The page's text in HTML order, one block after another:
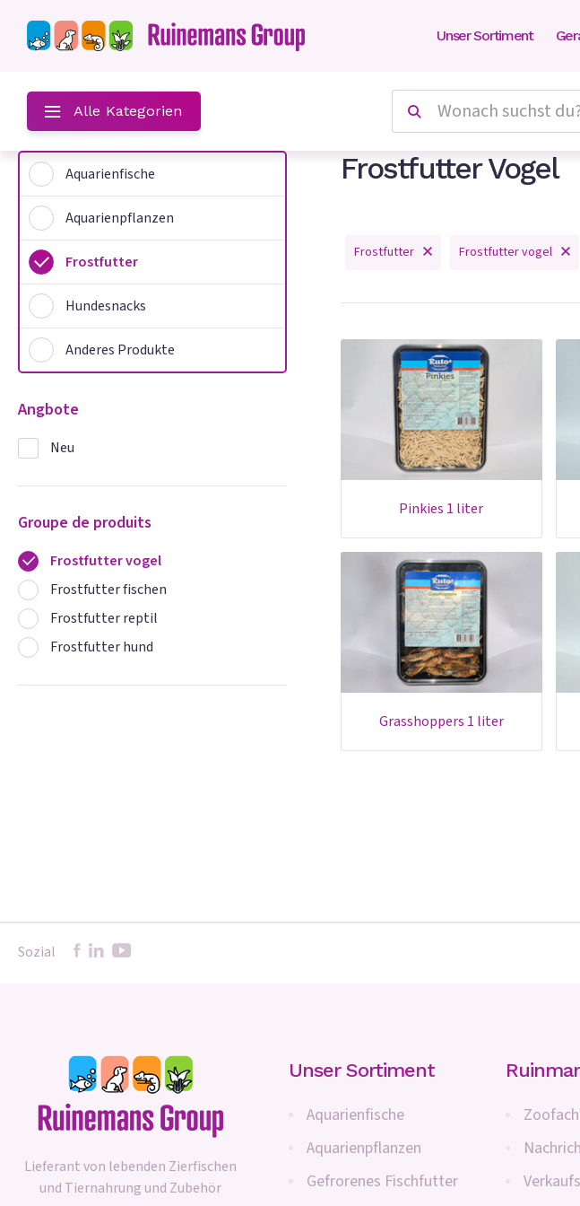
Unser Sortiment
Alle Kategorien
Aquarienfische
Aquarienpflanzen
Frostfutter
Hundesnacks
Anderes Produkte
Angbote
Neu
Groupe de produits
Frostfutter vogel
Frostfutter fischen
Frostfutter reptil
Frostfutter hund
Frostfutter Vogel
Frostfutter Frostfutter vogel
pinkies 1 liter
grasshoppers 1 liter
Sozial
Lieferant von lebenden Zierfischen
und Tiernahrung und Zubehör
Unser Sortiment
Aquarienfische
Aquarienpflanzen
Gefrorenes Fischfutter